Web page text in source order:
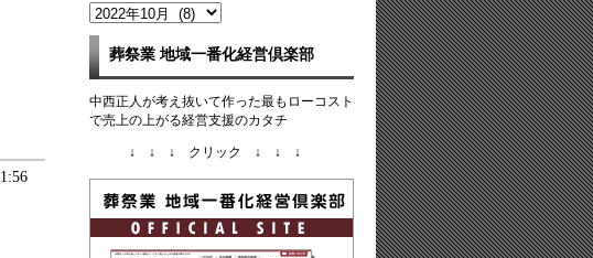
ア
ー
イ
ブ
葬祭業 地域一番化経営倶楽部
中西正人が考え抜いて作った最もローコスト
で売上の上がる経営支援のカタチ
↓ ↓ ↓ クリック ↓ ↓ ↓